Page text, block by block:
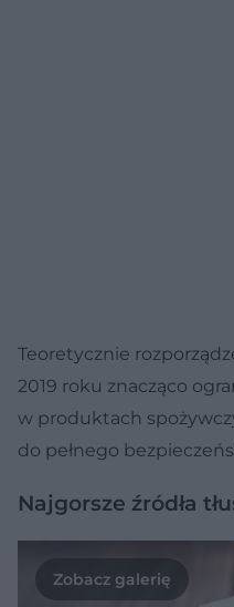
Teoretycznie
2019 roku znacząco
w produktach
do pełnego
Najgorsze źródła